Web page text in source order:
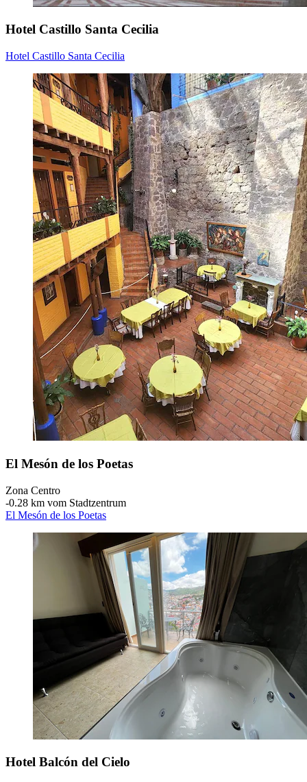
Hotel Castillo Santa Cecilia
Hotel Castillo Santa Cecilia
El Mesón de los Poetas
Zona Centro
‐0.28 km vom Stadtzentrum
El Mesón de los Poetas
Hotel Balcón del Cielo